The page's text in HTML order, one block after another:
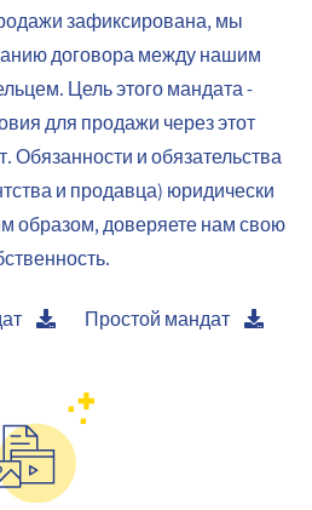
зафиксирована, мы
договора между нашим
Цель этого мандата -
для продажи через этот
Обязанности и обязательства
и продавца) юридически
образом, доверяете нам свою
Простой мандат